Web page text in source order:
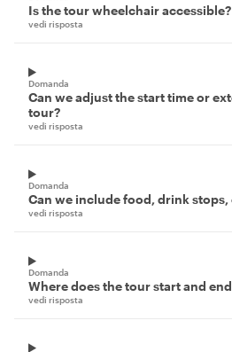
Is the tour wheelchair accessible?
vedi risposta
Domanda
Can we adjust the start time or
tour?
vedi risposta
Domanda
Can we include food, drink stops,
vedi risposta
Domanda
Where does the tour start and
vedi risposta